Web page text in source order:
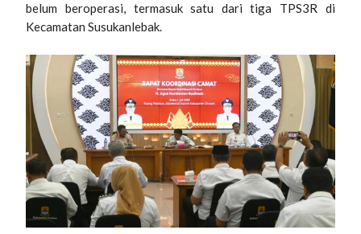
belum beroperasi, termasuk satu dari tiga TPS3R di
Kecamatan Susukanlebak.